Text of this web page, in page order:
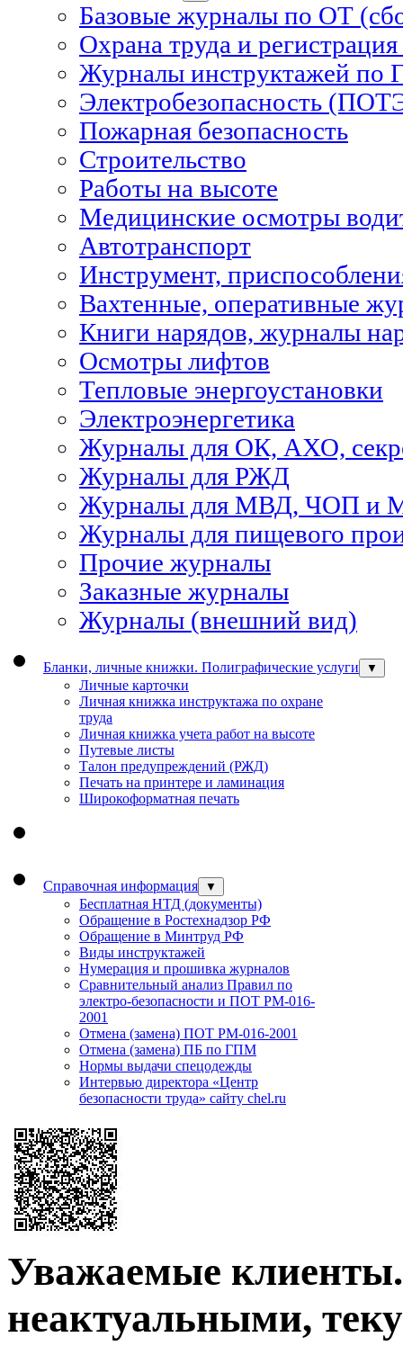
Базовые журналы по ОТ
Охрана труда и
Журналы инструктажей по
Электробезопасность
Пожарная безопасность
Строительство
Работы на высоте
Медицинские осмотры
Автотранспорт
Инструмент,
Вахтенные, оперативные
Книги нарядов, журналы
Осмотры лифтов
Тепловые энергоустановки
Электроэнергетика
Журналы для ОК, АХО,
Журналы для РЖД
Журналы для МВД, ЧОП и
Журналы для пищевого
Прочие журналы
Заказные журналы
Журналы (внешний вид)
Бланки, личные книжки. Полиграфические услуги ▼
Личные карточки
Личная книжка инструктажа по охране
труда
Личная книжка учета работ на высоте
Путевые листы
Талон предупреждений (РЖД)
Печать на принтере и ламинация
Широкоформатная печать
Справочная информация ▼
Бесплатная НТД (документы)
Обращение в Ростехнадзор РФ
Обращение в Минтруд РФ
Виды инструктажей
Нумерация и прошивка журналов
Сравнительный анализ Правил по
электро-безопасности и ПОТ РМ-016-
2001
Отмена (замена) ПОТ РМ-016-2001
Отмена (замена) ПБ по ГПМ
Нормы выдачи спецодежды
Интервью директора «Центр
безопасности труда» сайту chel.ru
Уважаемые
неактуальными,